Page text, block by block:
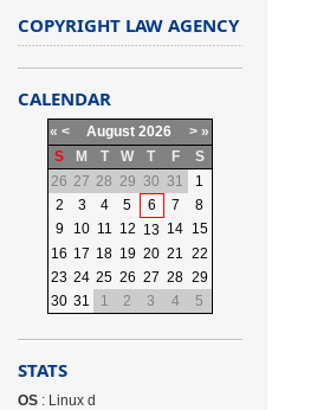
COPYRIGHT LAW AGENCY
CALENDAR
« < August 2026 > »
S
M T W T F
S
26 27 28 29 30 31
1
2
3 4 5 6 7
8
9
10 11 12 13 14 15
16 17 18 19 20 21 22
23 24 25 26 27 28 29
30 31 1 2 3 4 5
STATS
OS: Linux d